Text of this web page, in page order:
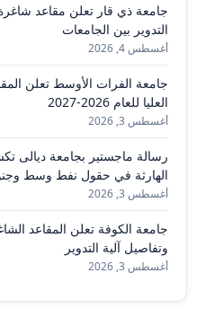
جامعة ذي قار تعلن مقاعد
التدوير بين الجامعات
أغسطس 4, 2026
جامعة الفرات الأوسط تعلن
العليا للعام 2026-2027
أغسطس 3, 2026
رسالة ماجستير بجامعة ديالى
الهارثة في حقول نفط وسط
أغسطس 3, 2026
جامعة الكوفة تعلن المقاعد
وتفاصيل آلية التدوير
أغسطس 3, 2026